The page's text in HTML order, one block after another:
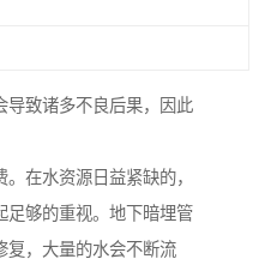
导致诸多不良后果，因此
在水资源日益紧缺的，
足够的重视。地下暗埋管
复，大量的水会不断流